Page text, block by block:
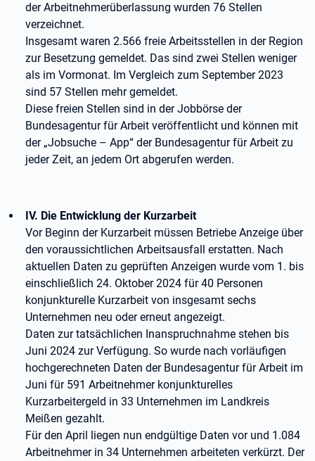
der Arbeitnehmerüberlassung wurden 76 Stellen
verzeichnet.
Insgesamt waren 2.566 freie Arbeitsstellen in der Region
zur Besetzung gemeldet. Das sind zwei Stellen weniger
als im Vormonat. Im Vergleich zum September 2023
sind 57 Stellen mehr gemeldet.
Diese freien Stellen sind in der Jobbörse der
Bundesagentur für Arbeit veröffentlicht und können mit
der „Jobsuche – App“ der Bundesagentur für Arbeit zu
jeder Zeit, an jedem Ort abgerufen werden.
IV. Die Entwicklung der Kurzarbeit
Vor Beginn der Kurzarbeit müssen Betriebe Anzeige über
den voraussichtlichen Arbeitsausfall erstatten. Nach
aktuellen Daten zu geprüften Anzeigen wurde vom 1. bis
einschließlich 24. Oktober 2024 für 40 Personen
konjunkturelle Kurzarbeit von insgesamt sechs
Unternehmen neu oder erneut angezeigt.
Daten zur tatsächlichen Inanspruchnahme stehen bis
Juni 2024 zur Verfügung. So wurde nach vorläufigen
hochgerechneten Daten der Bundesagentur für Arbeit im
Juni für 591 Arbeitnehmer konjunkturelles
Kurzarbeitergeld in 33 Unternehmen im Landkreis
Meißen gezahlt.
Für den April liegen nun endgültige Daten vor und 1.084
Arbeitnehmer in 34 Unternehmen arbeiteten verkürzt. Der